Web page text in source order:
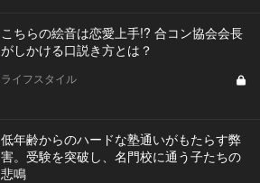
こちらの絵音は恋愛上手!? 合コン協会会長
がしかける口説き方とは？
ライフスタイル
低年齢からのハードな塾通いがもたらす弊
害。受験を突破し、名門校に通う子たちの
悲鳴